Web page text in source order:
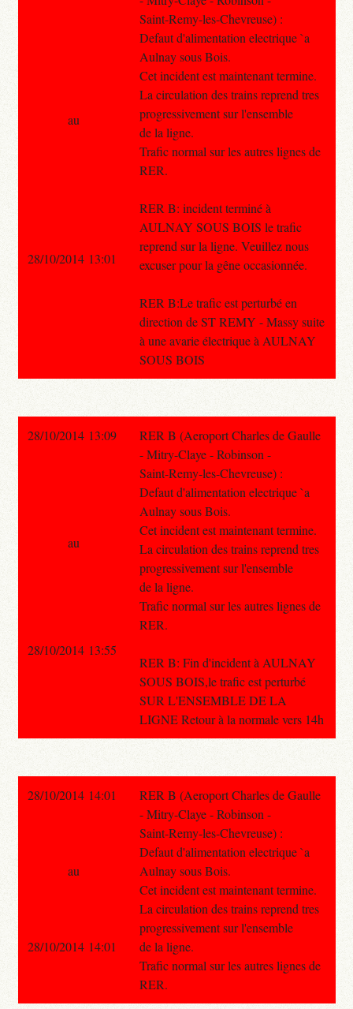
Saint-Remy-les-Chevreuse) :
Defaut d'alimentation electrique `a
Aulnay sous Bois.
Cet incident est maintenant termine.
La circulation des trains reprend tres
progressivement sur l'ensemble
de la ligne.
Trafic normal sur les autres lignes de
RER.
RER B: incident terminé à
AULNAY SOUS BOIS le trafic
reprend sur la ligne. Veuillez nous
excuser pour la gêne occasionnée.
RER B:Le trafic est perturbé en
direction de ST REMY - Massy suite
à une avarie électrique à AULNAY
SOUS BOIS
au
28/10/2014 13:01
28/10/2014 13:09
RER B (Aeroport Charles de Gaulle
- Mitry-Claye - Robinson -
Saint-Remy-les-Chevreuse) :
Defaut d'alimentation electrique `a
Aulnay sous Bois.
Cet incident est maintenant termine.
La circulation des trains reprend tres
progressivement sur l'ensemble
de la ligne.
Trafic normal sur les autres lignes de
RER.
RER B: Fin d'incident à AULNAY
SOUS BOIS,le trafic est perturbé
SUR L'ENSEMBLE DE LA
LIGNE Retour à la normale vers 14h
au
28/10/2014 13:55
28/10/2014 14:01
RER B (Aeroport Charles de Gaulle
- Mitry-Claye - Robinson -
Saint-Remy-les-Chevreuse) :
Defaut d'alimentation electrique `a
Aulnay sous Bois.
Cet incident est maintenant termine.
La circulation des trains reprend tres
progressivement sur l'ensemble
de la ligne.
Trafic normal sur les autres lignes de
RER.
au
28/10/2014 14:01